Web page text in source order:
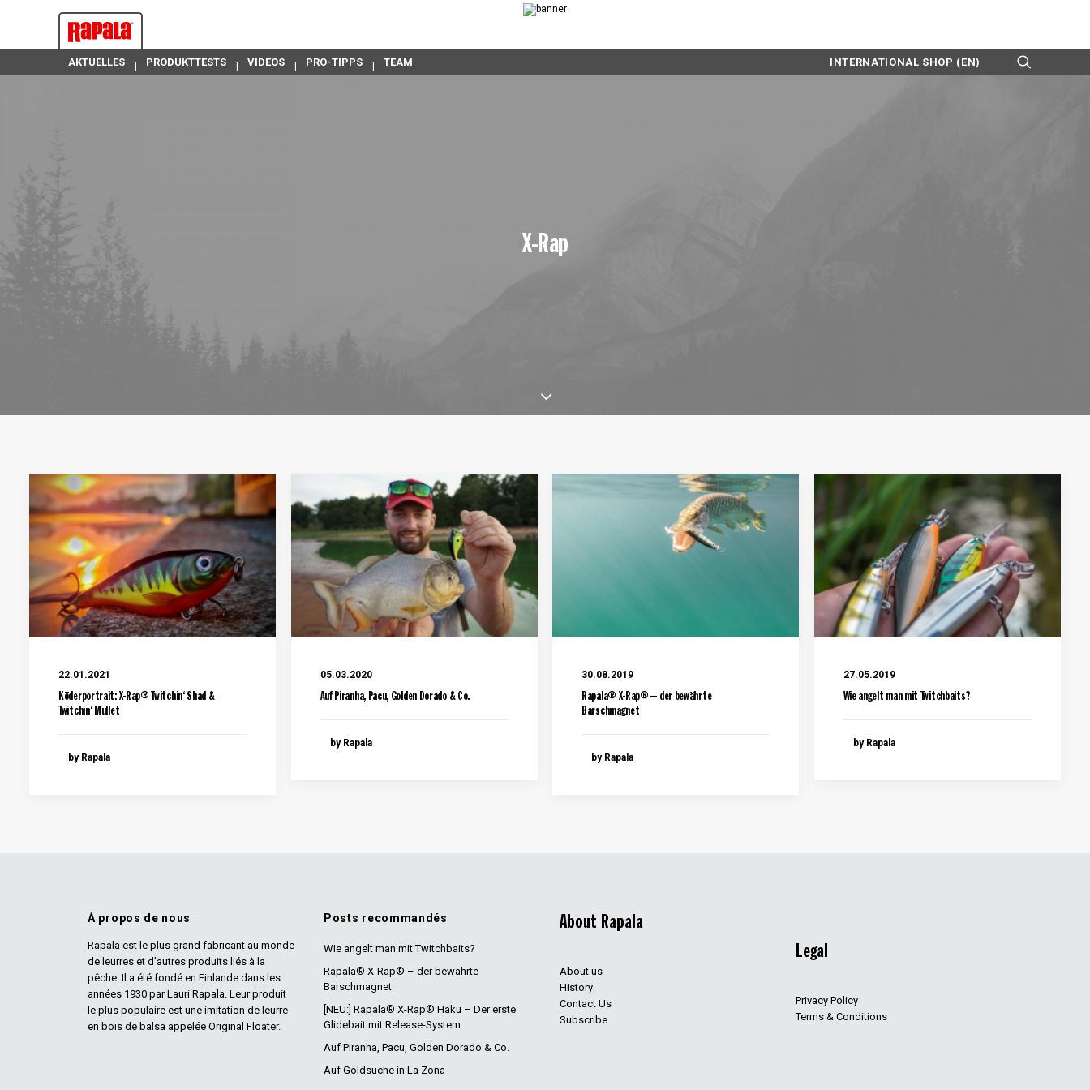
AKTUELLES PRODUKTTESTS VIDEOS PRO-TIPPS TEAM INTERNATIONAL SHOP (EN)
X-Rap
22.01.2021
Köderportrait: X-Rap® Twitchin‘ Shad &
Twitchin‘ Mullet
by Rapala
05.03.2020
Auf Piranha, Pacu, Golden Dorado & Co.
by Rapala
30.08.2019
Rapala® X-Rap® – der bewährte
Barschmagnet
by Rapala
27.05.2019
Wie angelt man mit Twitchbaits?
by Rapala
À propos de nous
Rapala est le plus grand fabricant au monde
de leurres et d’autres produits liés à la
pêche. Il a été fondé en Finlande dans les
années 1930 par Lauri Rapala. Leur produit
le plus populaire est une imitation de leurre
en bois de balsa appelée Original Floater.
Posts recommandés
Wie angelt man mit Twitchbaits?
Rapala® X-Rap® – der bewährte
Barschmagnet
[NEU:] Rapala® X-Rap® Haku – Der erste
Glidebait mit Release-System
Auf Piranha, Pacu, Golden Dorado & Co.
Auf Goldsuche in La Zona
About Rapala
About us
History
Contact Us
Subscribe
Legal
Privacy Policy
Terms & Conditions